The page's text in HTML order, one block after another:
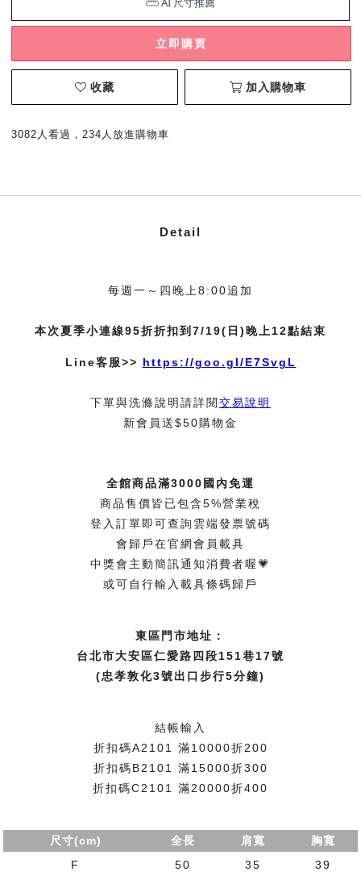
立即購買
收藏 加入購物車
3082人看過，234人放進購物車
Detail
每週一～四晚上8:00追加
本次夏季小連線95折折扣到7/19(日)晚上12點結束
Line客服>> https://goo.gl/E7SvgL
下單與洗滌說明請詳閱交易說明
新會員送$50購物金
全館商品滿3000國內免運
商品售價皆已包含5%營業稅
登入訂單即可查詢雲端發票號碼
會歸戶在官網會員載具
中獎會主動簡訊通知消費者喔💗
或可自行輸入載具條碼歸戶
東區門市地址：
台北市大安區仁愛路四段151巷17號
(忠孝敦化3號出口步行5分鐘)
結帳輸入
折扣碼A2101 滿10000折200
折扣碼B2101 滿15000折300
折扣碼C2101 滿20000折400
尺寸(cm) 全長 肩寬
胸寬
F
50 35 39